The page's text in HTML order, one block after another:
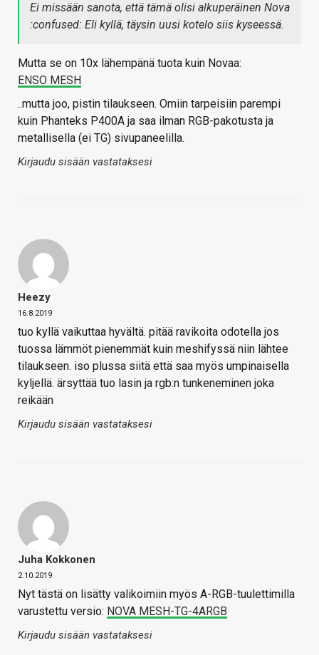
Ei missään sanota, että tämä olisi alkuperäinen Nova
:confused: Eli kyllä, täysin uusi kotelo siis kyseessä.
Mutta se on 10x lähempänä tuota kuin Novaa:
ENSO MESH
..mutta joo, pistin tilaukseen. Omiin tarpeisiin parempi
kuin Phanteks P400A ja saa ilman RGB-pakotusta ja
metallisella (ei TG) sivupaneelilla.
Kirjaudu sisään vastataksesi
Heezy
16.8.2019
tuo kyllä vaikuttaa hyvältä. pitää ravikoita odotella jos
tuossa lämmöt pienemmät kuin meshifyssä niin lähtee
tilaukseen. iso plussa siitä että saa myös umpinaisella
kyljellä. ärsyttää tuo lasin ja rgb:n tunkeneminen joka
reikään
Kirjaudu sisään vastataksesi
Juha Kokkonen
2.10.2019
Nyt tästä on lisätty valikoimiin myös A-RGB-tuulettimilla
varustettu versio: NOVA MESH-TG-4ARGB
Kirjaudu sisään vastataksesi